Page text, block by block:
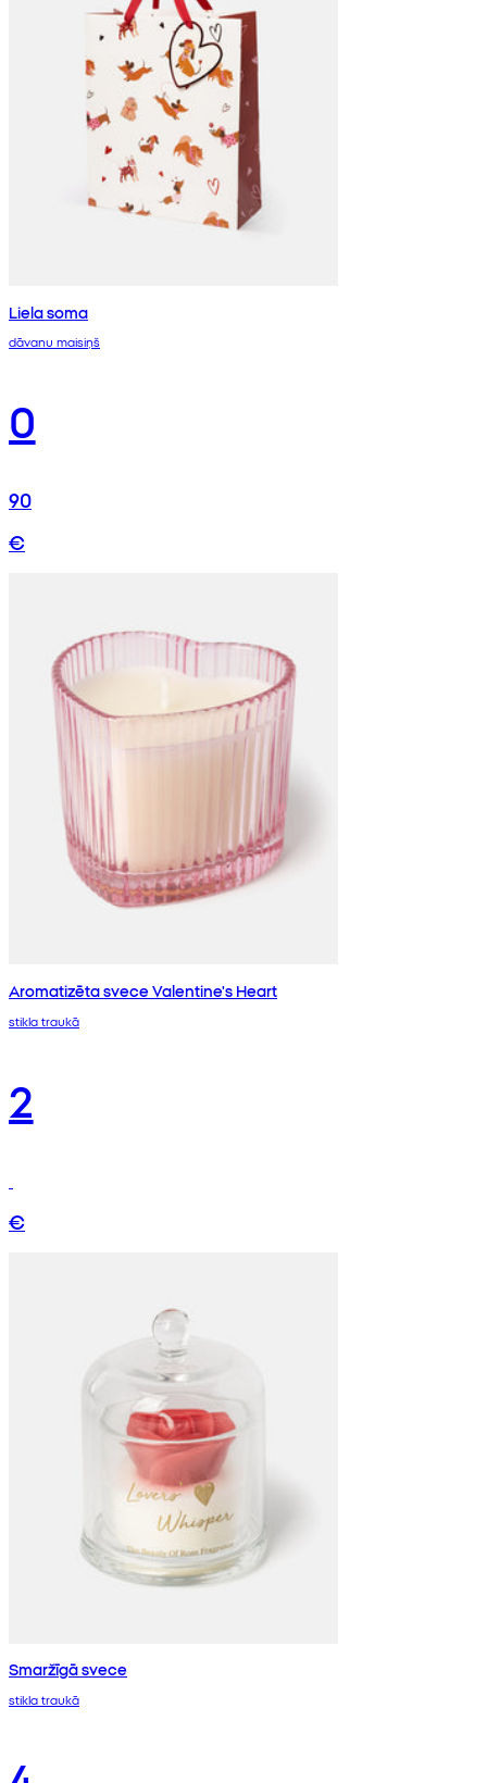
Liela soma
dāvanu maisiņš
0
90
€
Aromatizēta svece Valentine's Heart
stikla traukā
2
€
Smaržīgā svece
stikla traukā